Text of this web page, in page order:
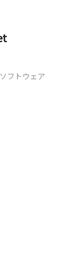
ソフトウェア